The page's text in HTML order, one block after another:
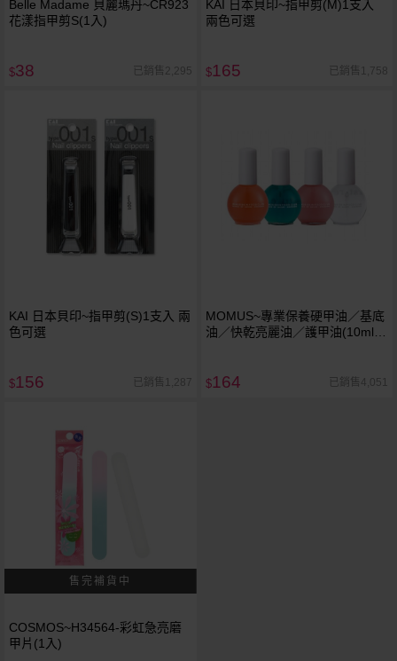
Belle Madame 貝麗瑪丹~CR923
花漾指甲剪S(1入)
$38 已銷售2,295
KAI 日本貝印~指甲剪(M)1支入
兩色可選
$165 已銷售1,758
KAI 日本貝印~指甲剪(S)1支入 兩
色可選
$156 已銷售1,287
MOMUS~專業保養硬甲油／基底
油／快乾亮麗油／護甲油(10ml)
$164 已銷售4,051
COSMOS~H34564-彩虹急亮磨
甲片(1入)